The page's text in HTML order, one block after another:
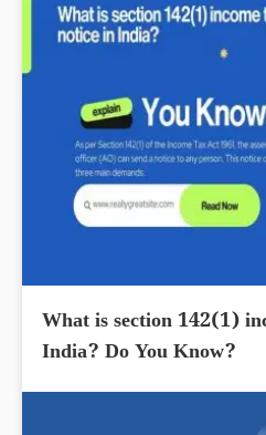
What is section 142(1)
India? Do You Know?